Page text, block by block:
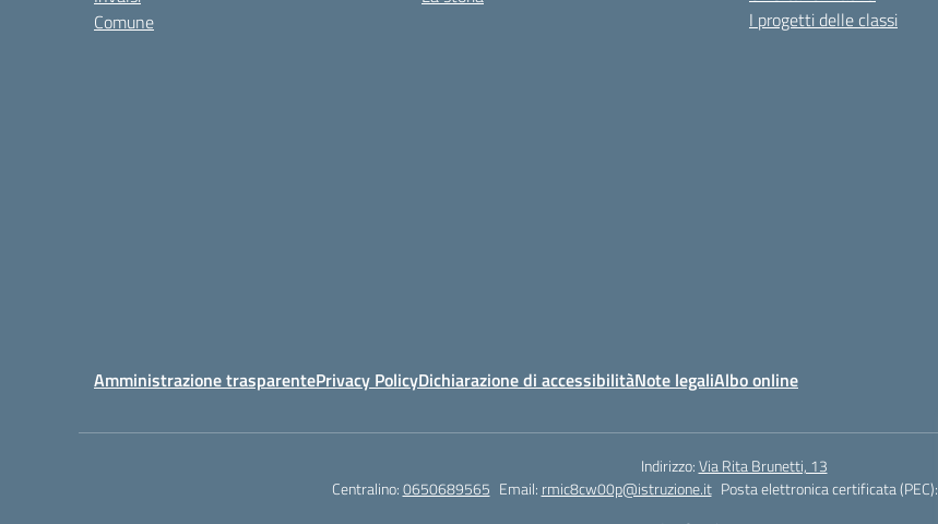
Comune
I progetti delle classi
Amministrazione trasparentePrivacy PolicyDichiarazione di accessibilitàNote legaliAlbo online
Indirizzo:Via Rita Brunetti, 13
Centralino:0650689565 Email: rmic8cw00p@istruzione.it Posta elettronica certificata (PEC):